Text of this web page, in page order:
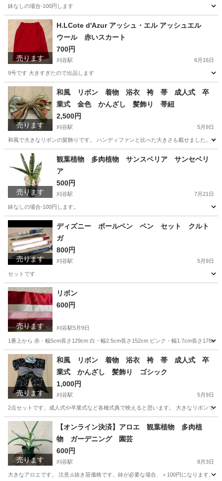
鉢なしの場合-100円します
愛知 刈谷市
売ります
H.LCote d'Azur アッシュ・エル アッシュエル
ウール 赤いスカート
700円
刈谷駅 6月16日
9号です 大きすぎたので出品します
愛知 刈谷市 刈谷駅 スカート アッシュエル
売ります
和風 リボン 着物 浴衣 袴 帯 成人式 卒
業式 金色 かんざし 髪飾り 帯紐
2,500円
刈谷駅 5月9日
和風で大きなリボンの髪飾りです。 ハンディファンと比べた大きさも載せました。
愛知 刈谷駅 着物 成人式
売ります
観葉植物 多肉植物 サンスベリア サンセベリ
ア
500円
刈谷駅 7月21日
鉢なしの場合-100円します,.
愛知 刈谷市 刈谷駅 その他 サンセベリア
売ります
ディズニー ボールペン ペン セット クルト
ガ
800円
刈谷駅 5月9日
セットです
愛知 刈谷市 刈谷駅
売ります
リボン
600円
刈谷駅5月9日
1番上から 赤・幅5cm長さ129cm 白・幅2.5cm長さ152cm ピンク・幅1.7cm長さ
愛知 刈谷市 刈谷駅 ラッピング用品 ピンク
売ります
和風 リボン 着物 浴衣 袴 帯 成人式 卒
業式 かんざし 髪飾り ゴシック
1,000円
刈谷駅 5月9日
2点セットです。成人式や卒業式など各種式典で映えると思います。 大きなリボンで
愛知 刈谷市 刈谷駅 着物 成人式
売ります
【オンライン決済】アロエ 観葉植物 多肉植
物 ガーデニング 園芸
600円
刈谷駅 8月3日
大きなアロエです。 注意⚠️抜き苗価格です。鉢が必要な場合、＋100円になります。